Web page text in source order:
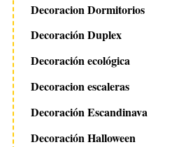
Decoracion Dormitorios
Decoración Duplex
Decoración ecológica
Decoracion escaleras
Decoración Escandinava
Decoración Halloween